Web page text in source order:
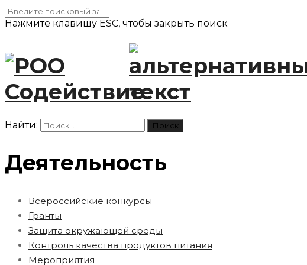
Нажмите клавишу ESC, чтобы закрыть поиск
Найти:
Деятельность
Всероссийские конкурсы
Гранты
Защита окружающей среды
Контроль качества продуктов питания
Мероприятия